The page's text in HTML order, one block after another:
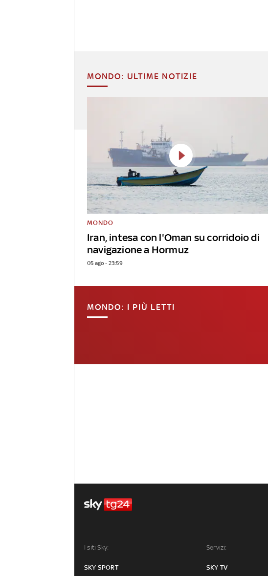
MONDO: ULTIME NOTIZIE
Iran, intesa con l'Oman su corridoio di
navigazione a Hormuz
MONDO
05 ago - 23:59
MONDO: I PIÙ LETTI
I siti Sky:
SKY SPORT
Servizi:
SKY TV